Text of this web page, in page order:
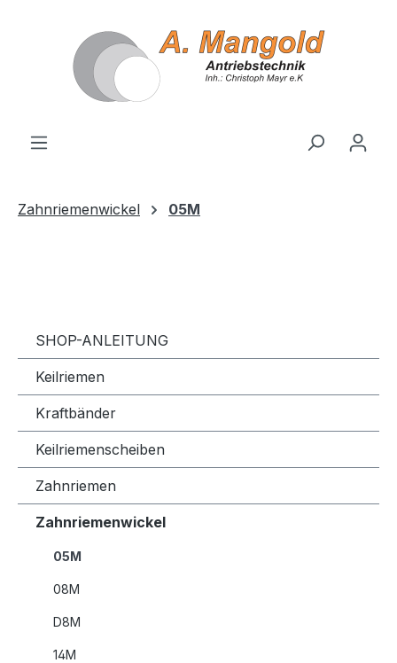
Zahnriemenwickel 05M
SHOP-ANLEITUNG
Keilriemen
Kraftbänder
Keilriemenscheiben
Zahnriemen
Zahnriemenwickel
05M
08M
D8M
14M